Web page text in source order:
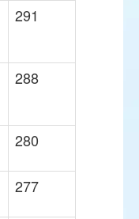
291
288
280
277